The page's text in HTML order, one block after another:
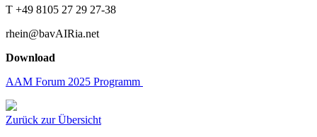
T +49 8105 27 29 27-38
rhein@bavAIRia.net
Download
AAM Forum 2025 Programm
Zurück zur Übersicht